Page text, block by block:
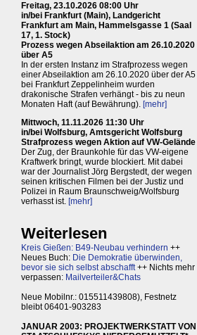
Freitag, 23.10.2026 08:00 Uhr
in/bei Frankfurt (Main), Landgericht
Frankfurt am Main, Hammelsgasse 1 (Saal
17, 1. Stock)
Prozess wegen Abseilaktion am 26.10.2020
über A5
In der ersten Instanz im Strafprozess wegen
einer Abseilaktion am 26.10.2020 über der A5
bei Frankfurt Zeppelinheim wurden
drakonische Strafen verhängt - bis zu neun
Monaten Haft (auf Bewährung). [mehr]
Mittwoch, 11.11.2026 11:30 Uhr
in/bei Wolfsburg, Amtsgericht Wolfsburg
Strafprozess wegen Aktion auf VW-Gelände
Der Zug, der Braunkohle für das VW-eigene
Kraftwerk bringt, wurde blockiert. Mit dabei
war der Journalist Jörg Bergstedt, der wegen
seinen kritischen Filmen bei der Justiz und
Polizei in Raum Braunschweig/Wolfsburg
verhasst ist. [mehr]
Weiterlesen
Kreis Gießen: B49-Neubau verhindern ++
Neues Buch: Die Demokratie überwinden,
bevor sie sich selbst abschafft++ Nichts mehr
verpassen: Mailverteiler&Chats
Neue Mobilnr.: 015511439808), Festnetz
bleibt 06401-903283
JANUAR 2003: PROJEKTWERKSTATT VON